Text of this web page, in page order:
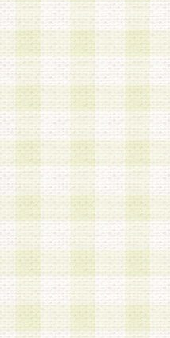
1.当社は、会員の
アドレス等会員個
シーポリシー
」に
は、当該個人情報
す。なお、これら
かじめ会員の同意
a.本サービスの実
b.本サービスに係
c.会員からの電話
d.その他これらに
2.当社は、会員個
会員情報を本人の
人を識別できる情
社は事前に会員本
3.前項の定めに拘